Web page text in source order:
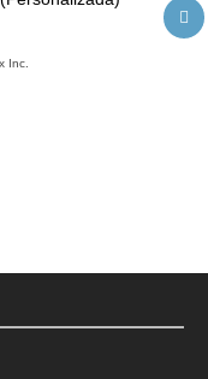
Inc.
GRATIS
todas las vidas